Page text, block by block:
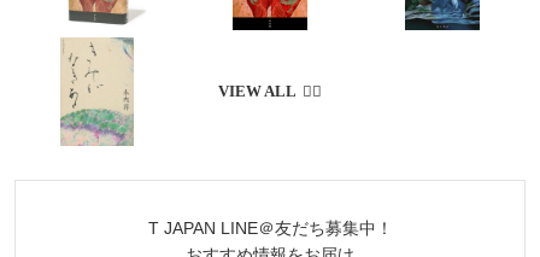
T JAPAN LINE＠友だち募集中！